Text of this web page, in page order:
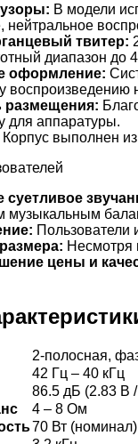
В модели
нейтральное
твитер:
диапазон до
оформление:
размещения:
для аппаратуры.
Корпус выполнен
суетливое
музыкальным
Пользователи
Несмотря
цены и
2-полосная,
42 Гц – 40 кГц
86.5 дБ (2.83 В
4 – 8 Ом
70 Вт